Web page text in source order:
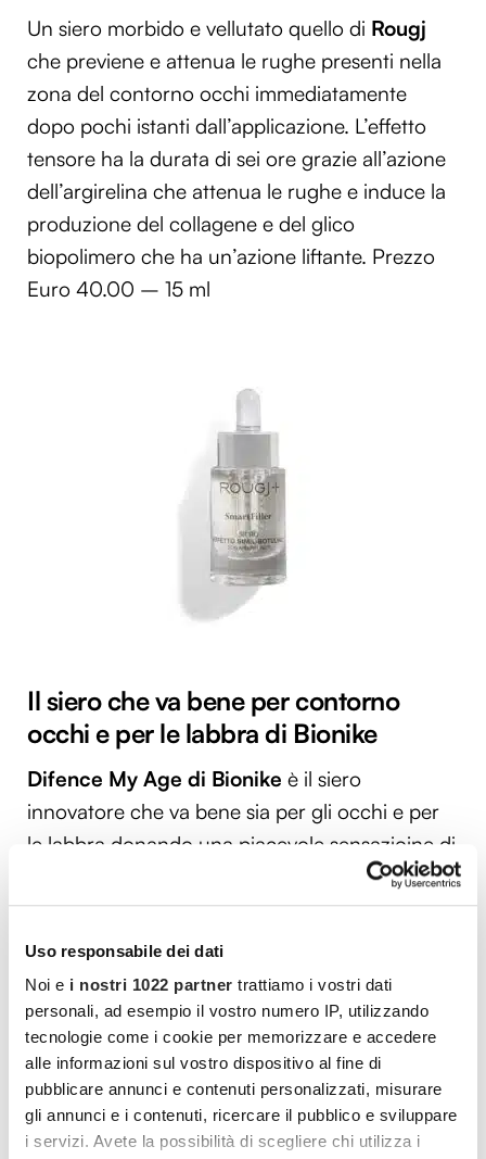
Uso responsabile dei dati
Noi e i nostri 1022 partner trattiamo i vostri dati
personali, ad esempio il vostro numero IP, utilizzando
tecnologie come i cookie per memorizzare e accedere
alle informazioni sul vostro dispositivo al fine di
pubblicare annunci e contenuti personalizzati, misurare
gli annunci e i contenuti, ricercare il pubblico e sviluppare
i servizi. Avete la possibilità di scegliere chi utilizza i
Un siero morbido e vellutato quello di Rougj
che previene e attenua le rughe presenti nella
zona del contorno occhi immediatamente
dopo pochi istanti dall’applicazione. L’effetto
tensore ha la durata di sei ore grazie all’azione
dell’argirelina che attenua le rughe e induce la
produzione del collagene e del glico
biopolimero che ha un’azione liftante. Prezzo
Euro 40.00 – 15 ml
Il siero che va bene per contorno
occhi e per le labbra di Bionike
Difence My Age di Bionike è il siero
innovatore che va bene sia per gli occhi e per
le labbra donando una piacevole sensazioine di
freschezza e turgore. Formulato con Skin
Resiliency Complex e arricchito con GABA,
cere vegetali e burro di karitè per un’azione
levigante e nutriente. Giorno dopo giorno
sguardo e contorno labbra appaiono distesi e
la pelle più elastica e compatta, come
rinnovata. Prezzo Euro 30,90 15 ml